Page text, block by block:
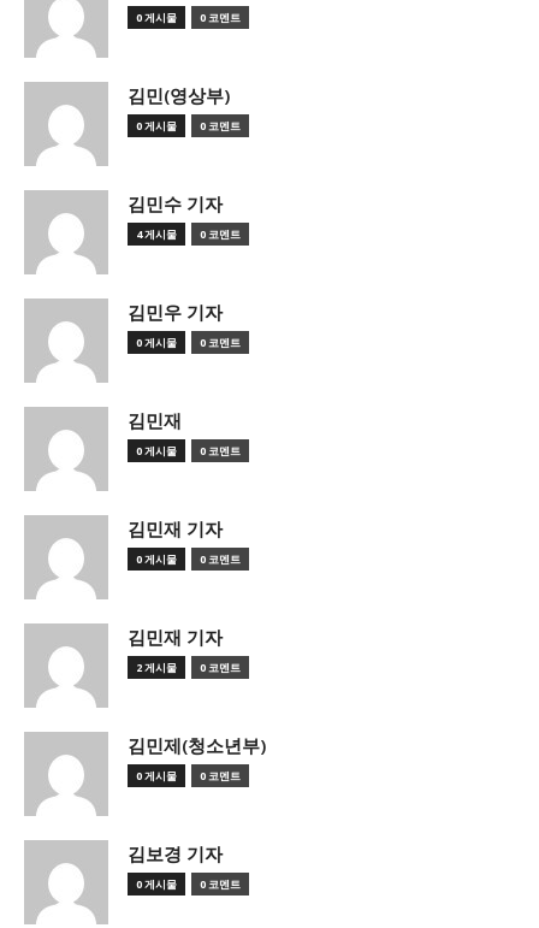
0 게시물 0 코멘트
김민(영상부)
0 게시물 0 코멘트
김민수 기자
4 게시물 0 코멘트
김민우 기자
0 게시물 0 코멘트
김민재
0 게시물 0 코멘트
김민재 기자
0 게시물 0 코멘트
김민재 기자
2 게시물 0 코멘트
김민제(청소년부)
0 게시물 0 코멘트
김보경 기자
0 게시물 0 코멘트